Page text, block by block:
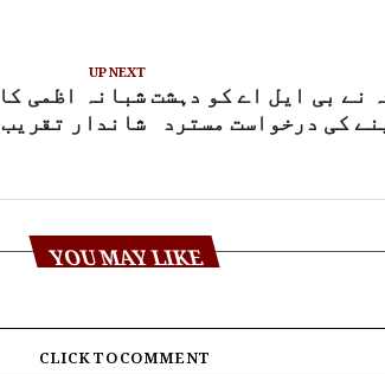
UP NEXT
شاندار تقریب
نے بی ایل اے کو دہشت
کی درخواست مسترد
YOU MAY LIKE
CLICK TO COMMENT